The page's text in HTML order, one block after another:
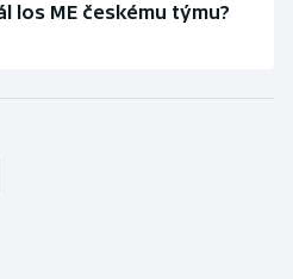
los ME českému týmu?